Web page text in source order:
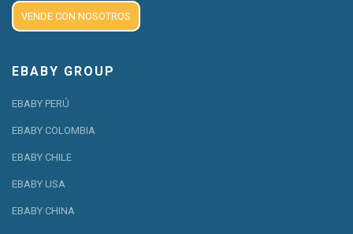
VENDE CON NOSOTROS
EBABY GROUP
EBABY PERÚ
EBABY COLOMBIA
EBABY CHILE
EBABY USA
EBABY CHINA